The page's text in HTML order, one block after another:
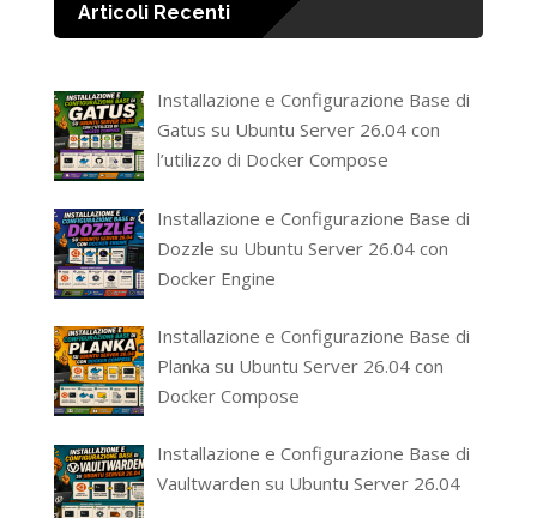
Articoli Recenti
Installazione e Configurazione Base di
Gatus su Ubuntu Server 26.04 con
l’utilizzo di Docker Compose
Installazione e Configurazione Base di
Dozzle su Ubuntu Server 26.04 con
Docker Engine
Installazione e Configurazione Base di
Planka su Ubuntu Server 26.04 con
Docker Compose
Installazione e Configurazione Base di
Vaultwarden su Ubuntu Server 26.04